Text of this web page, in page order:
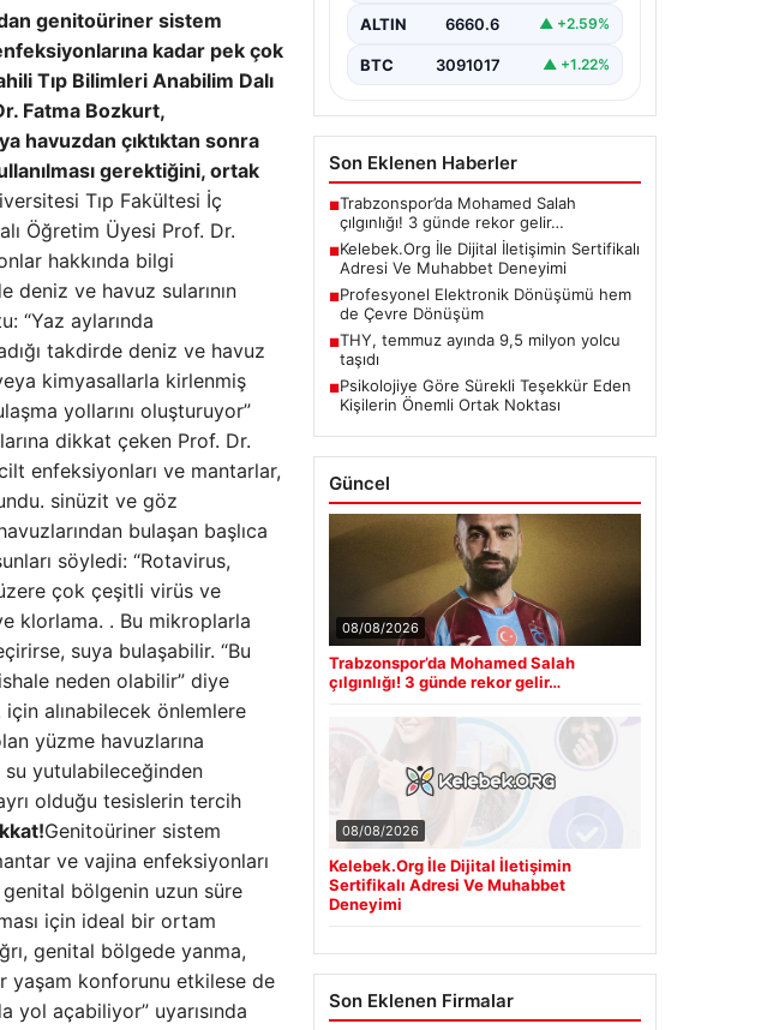
genitoüriner sistem
kadar pek çok
Tıp Bilimleri Anabilim Dalı
Fatma Bozkurt,
havuzdan çıktıktan sonra
gerektiğini, ortak
Tıp Fakültesi İç
Öğretim Üyesi Prof. Dr.
hakkında bilgi
deniz ve havuz sularının
“Yaz aylarında
takdirde deniz ve havuz
kimyasallarla kirlenmiş
yollarını oluşturuyor”
dikkat çeken Prof. Dr.
enfeksiyonları ve mantarlar,
sinüzit ve göz
bulaşan başlıca
söyledi: “Rotavirus,
çok çeşitli virüs ve
klorlama. . Bu mikroplarla
suya bulaşabilir. “Bu
neden olabilir” diye
alınabilecek önlemlere
yüzme havuzlarına
yutulabileceğinden
olduğu tesislerin tercih
Genitoüriner sistem
ve vajina enfeksiyonları
bölgenin uzun süre
için ideal bir ortam
genital bölgede yanma,
yaşam konforunu etkilese de
açabiliyor” uyarısında
Trabzonspor’da Mohamed Salah
çılgınlığı! 3 günde rekor gelir…
■Kelebek.Org İle Dijital İletişimin Sertifikalı
Adresi Ve Muhabbet Deneyimi
Profesyonel Elektronik Dönüşümü hem
de Çevre Dönüşüm
THY, temmuz ayında 9,5 milyon yolcu
taşıdı
Psikolojiye Göre Sürekli Teşekkür Eden
Kişilerin Önemli Ortak Noktası
Güncel
Trabzonspor’da Mohamed Salah
çılgınlığı! 3 günde rekor gelir…
08/08/2026
Kelebek.Org İle Dijital İletişimin
Sertifikalı Adresi Ve Muhabbet
Deneyimi